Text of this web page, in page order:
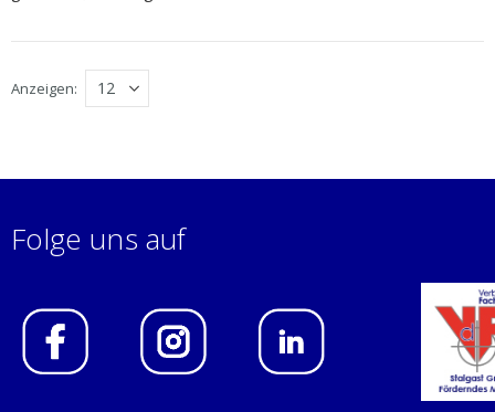
Anzeigen
Folge uns auf